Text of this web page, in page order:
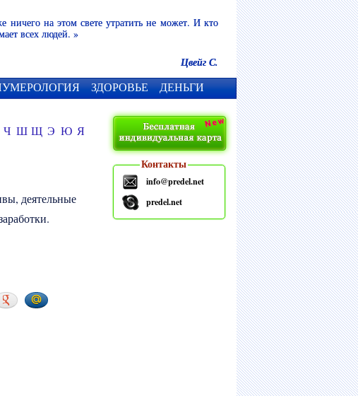
ничего на этом свете утратить не может. И кто
всех людей. »
Цвейг С.
ЗДОРОВЬЕ ДЕНЬГИ
Ч Ш Щ Э Ю Я
деятельные
Контакты
info@predel.net
predel.net